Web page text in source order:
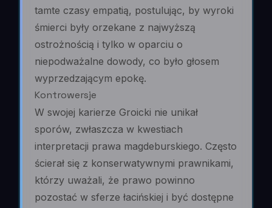
tamte czasy empatią, postulując, by wyroki
śmierci były orzekane z najwyższą
ostrożnością i tylko w oparciu o
niepodważalne dowody, co było głosem
wyprzedzającym epokę.
Kontrowersje
W swojej karierze Groicki nie unikał
sporów, zwłaszcza w kwestiach
interpretacji prawa magdeburskiego. Często
ścierał się z konserwatywnymi prawnikami,
którzy uważali, że prawo powinno
pozostać w sferze łacińskiej i być dostępne